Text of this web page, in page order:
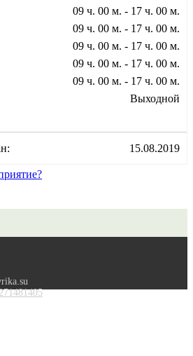
09 ч. 00 м. - 17 ч. 00 м.
09 ч. 00 м. - 17 ч. 00 м.
09 ч. 00 м. - 17 ч. 00 м.
09 ч. 00 м. - 17 ч. 00 м.
09 ч. 00 м. - 17 ч. 00 м.
Выходной
15.08.2019